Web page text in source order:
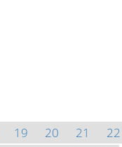
19 20 21
22